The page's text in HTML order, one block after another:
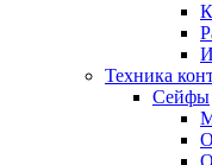
Техника
Сейфы